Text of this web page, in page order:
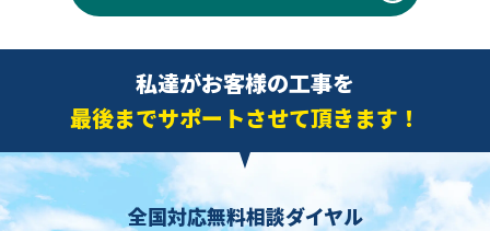
私達がお客様の工事を
最後までサポートさせて頂きます！
全国対応無料相談ダイヤル